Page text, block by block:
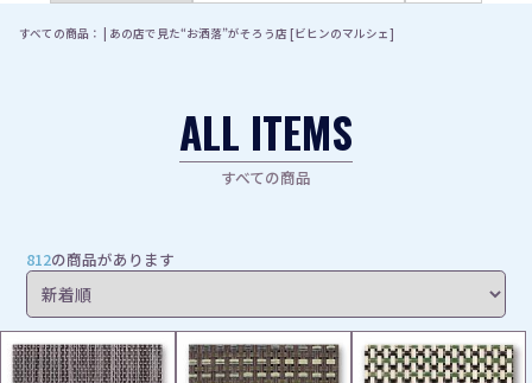
すべての商品： | あの店で見た“お洒落”がそろう店 [ビヒンのマルシェ]
ALL ITEMS
すべての商品
812の商品があります